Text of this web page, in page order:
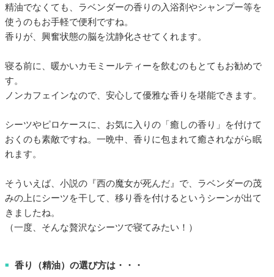
精油でなくても、ラベンダーの香りの入浴剤やシャンプー等を
使うのもお手軽で便利ですね。
香りが、興奮状態の脳を沈静化させてくれます。
寝る前に、暖かいカモミールティーを飲むのもとてもお勧めで
す。
ノンカフェインなので、安心して優雅な香りを堪能できます。
シーツやピロケースに、お気に入りの「癒しの香り」を付けて
おくのも素敵ですね。一晩中、香りに包まれて癒されながら眠
れます。
そういえば、小説の『西の魔女が死んだ』で、ラベンダーの茂
みの上にシーツを干して、移り香を付けるというシーンが出て
きましたね。
（一度、そんな贅沢なシーツで寝てみたい！）
■ 香り（精油）の選び方は・・・